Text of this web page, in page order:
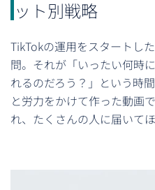
ット別戦略
TikTokの運用をスタートし
問。それが「いったい何時
れるのだろう？」という時
と労力をかけて作った動画
れ、たくさんの人に届いて